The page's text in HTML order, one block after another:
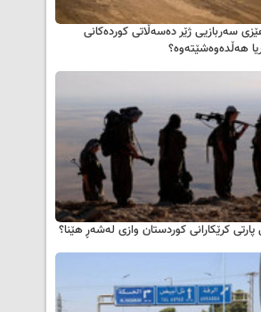
سەربازیی ژێر دەسەڵاتی کوردەکانی
هەڵدەوەشێتەوە؟
کرێکارانی کوردستان وازی لەشەڕ هێنا؟